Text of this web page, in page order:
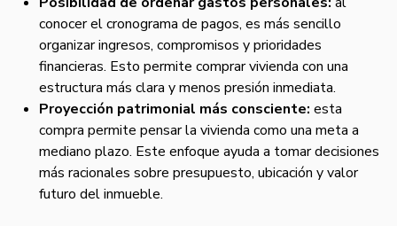
conocer el cronograma de pagos, es más sencillo
organizar ingresos, compromisos y prioridades
financieras. Esto permite comprar vivienda con una
estructura más clara y menos presión inmediata.
Proyección patrimonial más consciente: esta
compra permite pensar la vivienda como una meta a
mediano plazo. Este enfoque ayuda a tomar decisiones
más racionales sobre presupuesto, ubicación y valor
futuro del inmueble.